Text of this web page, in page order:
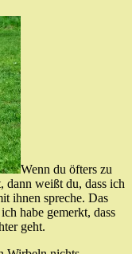
Wenn du öfters zu
dann weißt du, dass ich
ihnen spreche. Das
habe gemerkt, dass
geht.